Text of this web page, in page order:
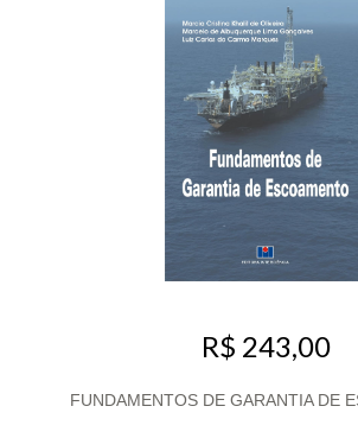
R$ 243,00
FUNDAMENTOS DE GARANTIA DE